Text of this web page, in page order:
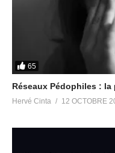
65
Réseaux Pédophiles :
Hervé Cinta 12 OCTOBRE